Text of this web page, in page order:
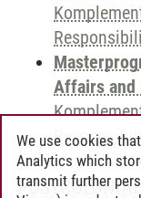
Affairs and
We use cookies
Analytics which
transmit further